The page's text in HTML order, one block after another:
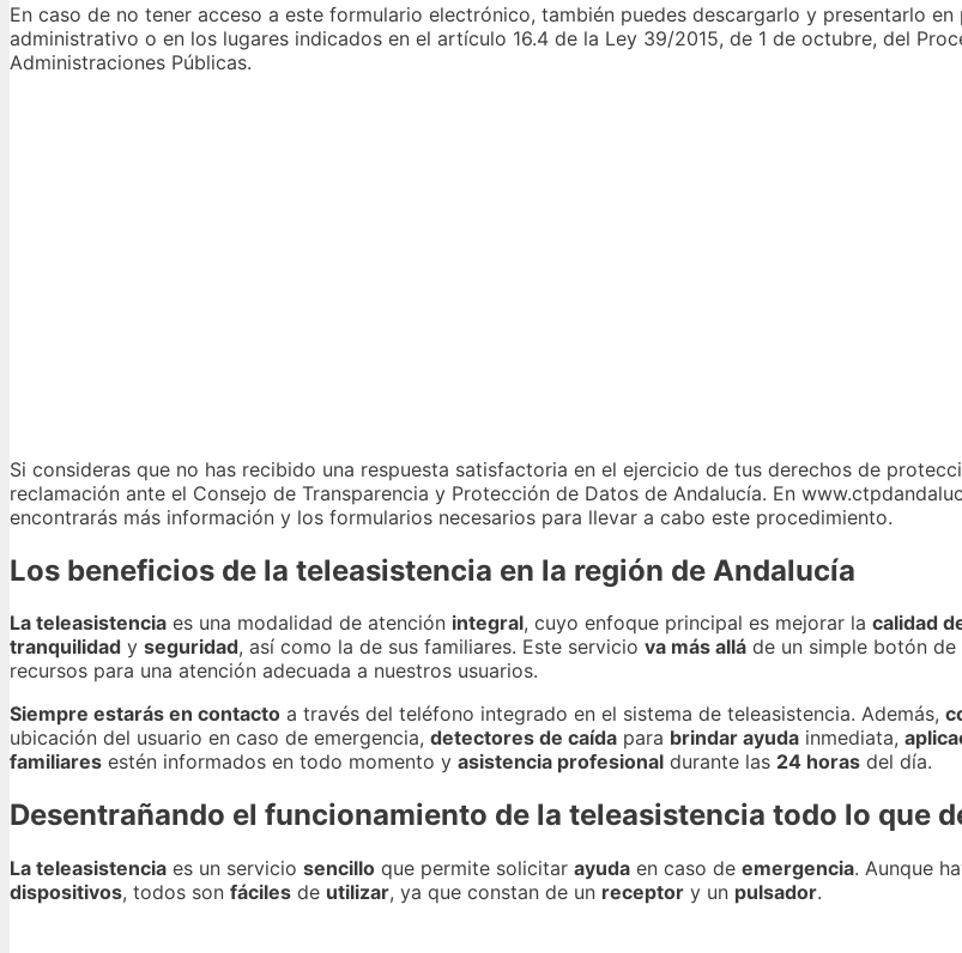
En caso de no tener acceso a este formulario electrónico, también puedes descargarlo y presentarlo
administrativo o en los lugares indicados en el artículo 16.4 de la Ley 39/2015, de 1 de octubre, del
Administraciones Públicas.
Si consideras que no has recibido una respuesta satisfactoria en el ejercicio de tus derechos de
reclamación ante el Consejo de Transparencia y Protección de Datos de Andalucía. En
encontrarás más información y los formularios necesarios para llevar a cabo este procedimiento.
Los beneficios de la teleasistencia en la región de Andalucía
La teleasistencia es una modalidad de atención integral, cuyo enfoque principal es mejorar la calidad
tranquilidad y seguridad, así como la de sus familiares. Este servicio va más allá de un simple botón
recursos para una atención adecuada a nuestros usuarios.
Siempre estarás en contacto a través del teléfono integrado en el sistema de teleasistencia. Además,
ubicación del usuario en caso de emergencia, detectores de caída para brindar ayuda inmediata,
familiares estén informados en todo momento y asistencia profesional durante las 24 horas del día.
Desentrañando el funcionamiento de la teleasistencia todo lo que
La teleasistencia es un servicio sencillo que permite solicitar ayuda en caso de emergencia. Aunque
dispositivos, todos son fáciles de utilizar, ya que constan de un receptor y un pulsador.